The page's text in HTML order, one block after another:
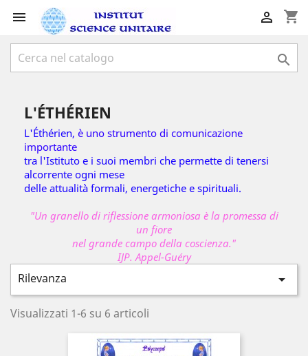
 shopping_cart


L'ÉTHÉRIEN
L'Éthérien, è uno strumento di comunicazione
importante
tra l'Istituto e i suoi membri che permette di tenersi
alcorrente ogni mese
delle attualità formali, energetiche e spirituali.
"Un granello di riflessione armoniosa è la promessa di
un fiore
nel grande campo della coscienza."
IJP. Appel-Guéry
Rilevanza 
Visualizzati 1-6 su 6 articoli